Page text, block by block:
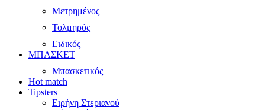
Μετρημένος
Τολμηρός
Ειδικός
ΜΠΑΣΚΕΤ
Μπασκετικός
Hot match
Tipsters
Ειρήνη Στεριανού